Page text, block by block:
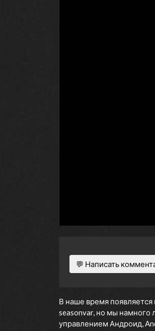
💬 Написать
В наше время
seasonvar, но мы намного
управлением Андроид,